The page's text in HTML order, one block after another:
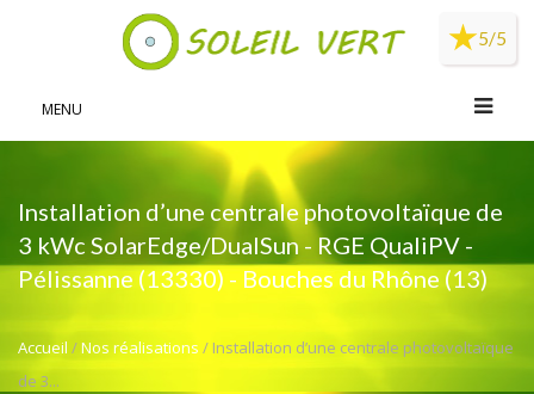
5/5
MENU
Installation d’une centrale photovoltaïque de
3 kWc SolarEdge/DualSun - RGE QualiPV -
Pélissanne (13330) - Bouches du Rhône (13)
Accueil /Nos réalisations / Installation d’une centrale photovoltaïque
de 3...
Panneau de gestion des cookies